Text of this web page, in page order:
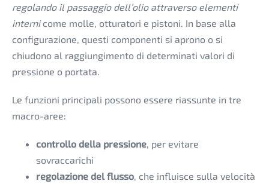
regolando il passaggio dell’olio attraverso elementi
internicome molle, otturatori e pistoni. In base alla
configurazione, questi componenti si aprono o si
chiudono al raggiungimento di determinati valori di
pressione o portata.
Le funzioni principali possono essere riassunte in tre
macro-aree:
controllo della pressione , per evitare
sovraccarichi
regolazione del flusso , che influisce sulla velocità